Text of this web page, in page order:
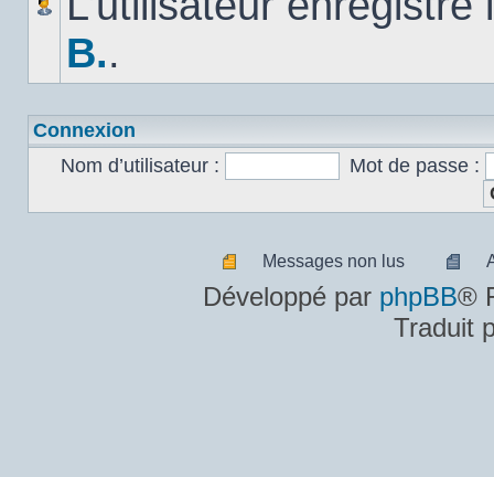
B..
Connexion
Nom d’utilisateur :
Mot de passe :
Messages
non
Messages non lus
lu
Développé par phpBB®
Traduit